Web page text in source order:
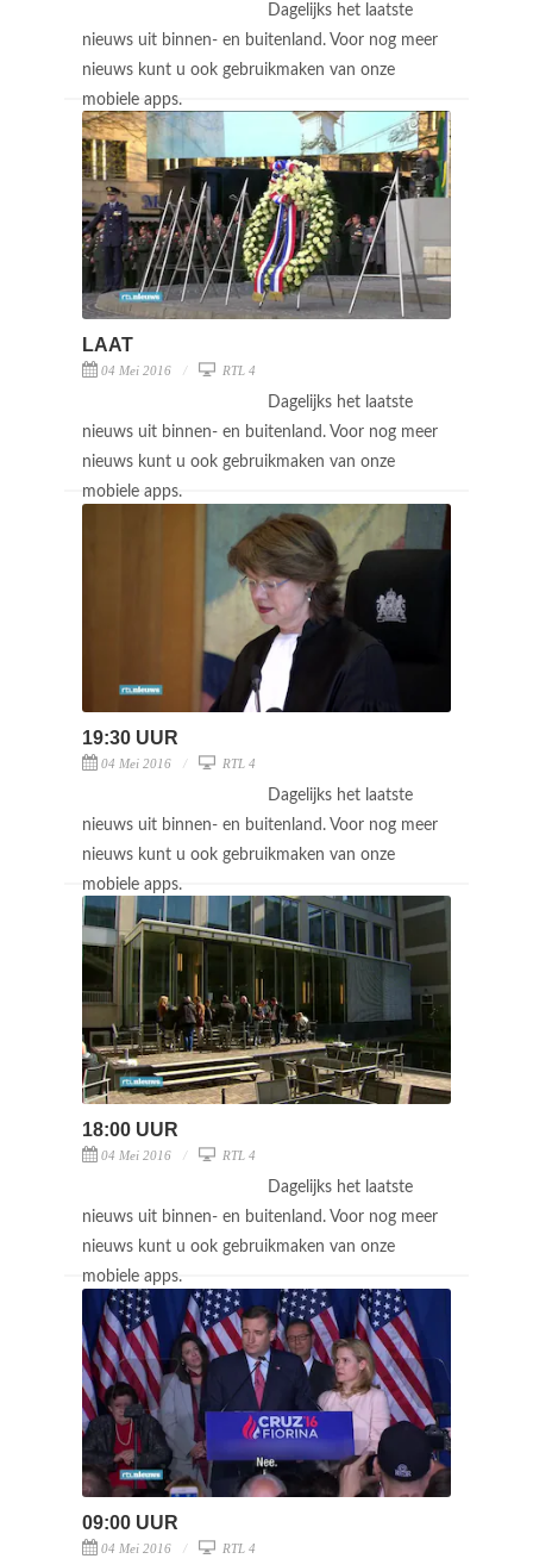
Dagelijks het laatste
nieuws uit binnen- en buitenland. Voor nog meer
nieuws kunt u ook gebruikmaken van onze
mobiele apps.
LAAT
04 Mei 2016 RTL 4
Dagelijks het laatste
nieuws uit binnen- en buitenland. Voor nog meer
nieuws kunt u ook gebruikmaken van onze
mobiele apps.
19:30 UUR
04 Mei 2016 RTL 4
Dagelijks het laatste
nieuws uit binnen- en buitenland. Voor nog meer
nieuws kunt u ook gebruikmaken van onze
mobiele apps.
18:00 UUR
04 Mei 2016 RTL 4
Dagelijks het laatste
nieuws uit binnen- en buitenland. Voor nog meer
nieuws kunt u ook gebruikmaken van onze
mobiele apps.
09:00 UUR
04 Mei 2016 RTL 4